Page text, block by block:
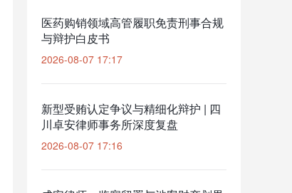
医药购销领域高管履职免责刑事合规
与辩护白皮书
2026-08-07 17:17
新型受贿认定争议与精细化辩护 | 四
川卓安律师事务所深度复盘
2026-08-07 17:16